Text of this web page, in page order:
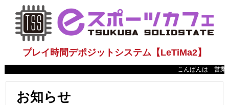
プレイ時間デポジットシステム【LeTiMa2】
こんばんは 営業
お知らせ